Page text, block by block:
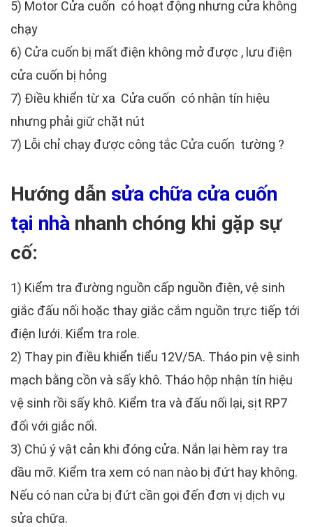
5) Motor Cửa cuốn có hoạt động nhưng cửa không
chạy
6) Cửa cuốn bị mất điện không mở được , lưu điện
cửa cuốn bị hỏng
7) Điều khiển từ xa Cửa cuốn có nhận tín hiệu
nhưng phải giữ chặt nút
7) Lỗi chỉ chạy được công tắc Cửa cuốn tường ?
Hướng dẫn sửa chữa cửa cuốn
tại nhà nhanh chóng khi gặp sự
cố:
1) Kiểm tra đường nguồn cấp nguồn điện, vệ sinh
giắc đấu nối hoặc thay giắc cắm nguồn trực tiếp tới
điện lưới. Kiểm tra role.
2) Thay pin điều khiển tiểu 12V/5A. Tháo pin vệ sinh
mạch bằng cồn và sấy khô. Tháo hộp nhận tín hiệu
vệ sinh rồi sấy khô. Kiểm tra và đấu nối lại, sịt RP7
đối với giắc nối.
3) Chú ý vật cản khi đóng cửa. Nắn lại hèm ray tra
dầu mỡ. Kiểm tra xem có nan nào bị đứt hay không.
Nếu có nan cửa bị đứt cần gọi đến đơn vị dịch vụ
sửa chữa.